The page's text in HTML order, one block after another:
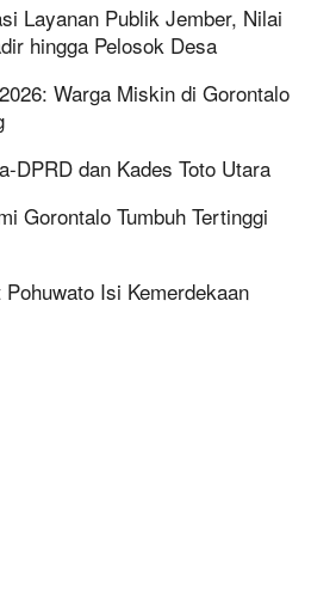
Layanan Publik Jember, Nilai
hingga Pelosok Desa
Warga Miskin di Gorontalo
DPRD dan Kades Toto Utara
Gorontalo Tumbuh Tertinggi
Isi Kemerdekaan